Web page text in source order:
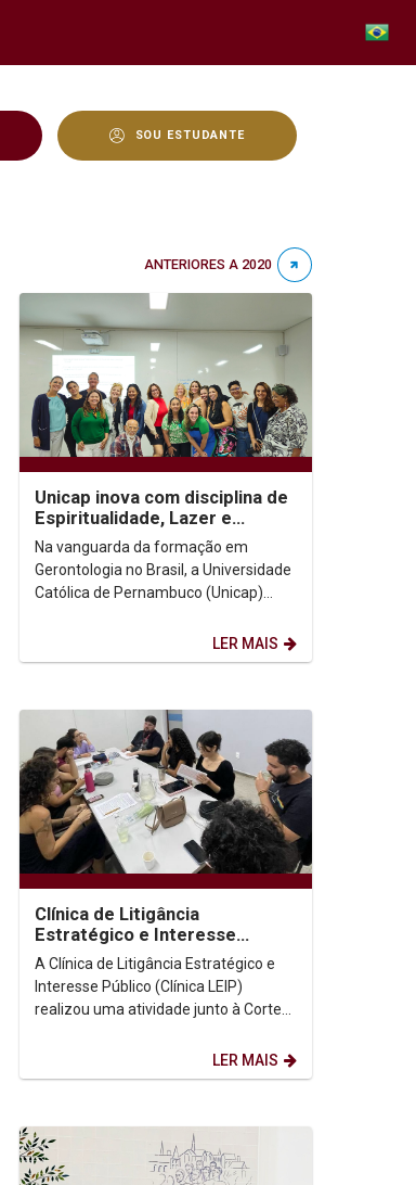
SOU ESTUDANTE
ANTERIORES A 2020
Unicap inova com disciplina de
Espiritualidade, Lazer e
Turismo na Especialização em
Gerontologia
Na vanguarda da formação em
Gerontologia no Brasil, a Universidade
Católica de Pernambuco (Unicap)
LER MAIS
Clínica de Litigância
Estratégico e Interesse
Público envia parecer à Corte
Interamericana de...
A Clínica de Litigância Estratégico e
Interesse Público (Clínica LEIP)
realizou uma atividade junto à Corte
LER MAIS